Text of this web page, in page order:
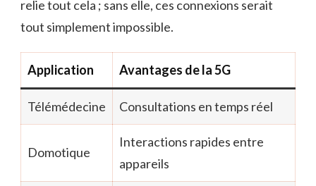
relie tout cela ; sans elle, ces connexions serait
tout simplement impossible.
Application Avantages de la 5G
Télémédecine Consultations en temps réel
Domotique
Interactions rapides entre
appareils